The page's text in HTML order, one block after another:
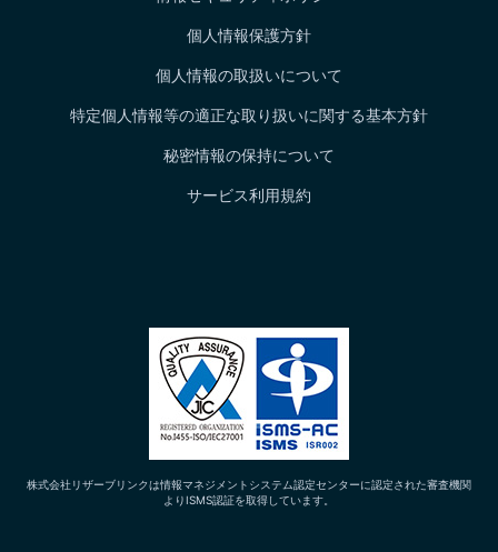
個人情報保護方針
個人情報の取扱いについて
特定個人情報等の適正な取り扱いに関する基本方針
秘密情報の保持について
サービス利用規約
株式会社リザーブリンクは情報マネジメントシステム認定センターに認定された審査機関
よりISMS認証を取得しています。